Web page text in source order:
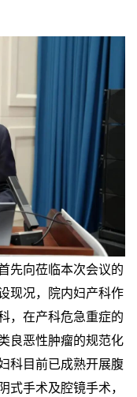
向莅临本次会议的
现况，院内妇产科作
，在产科危急重症的
良恶性肿瘤的规范化
科目前已成熟开展腹
手术及腔镜手术，